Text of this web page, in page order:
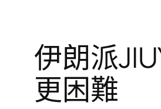
伊朗派
更困難